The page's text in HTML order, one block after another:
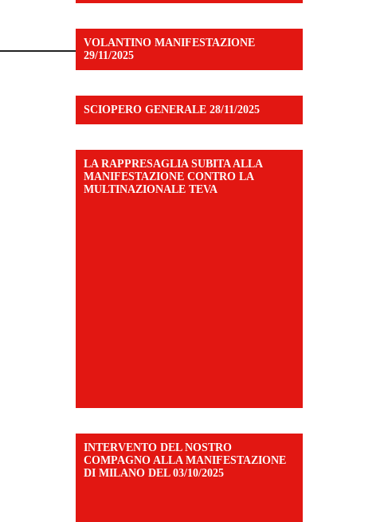
VOLANTINO MANIFESTAZIONE
29/11/2025
SCIOPERO GENERALE 28/11/2025
LA RAPPRESAGLIA SUBITA ALLA
MANIFESTAZIONE CONTRO LA
MULTINAZIONALE TEVA
INTERVENTO DEL NOSTRO
COMPAGNO ALLA MANIFESTAZIONE
DI MILANO DEL 03/10/2025